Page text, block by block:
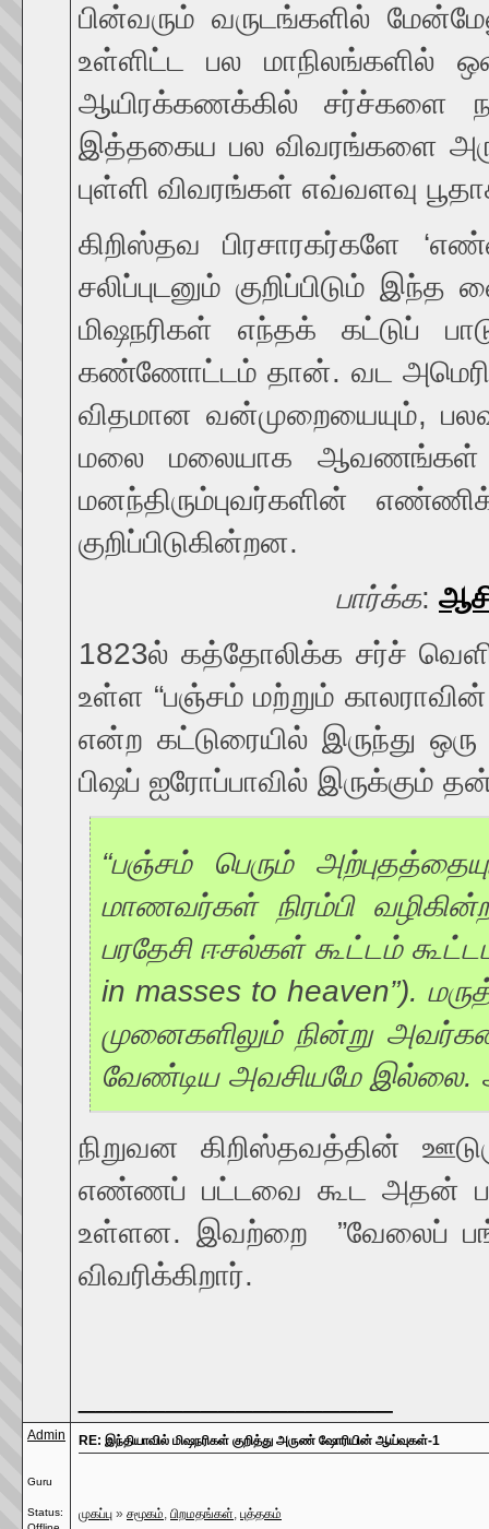
பின்வரும் வருடங்களில்
உள்ளிட்ட பல மாநிலங்களில்
ஆயிரக்கணக்கில் சர்ச்களை
இத்தகைய பல விவரங்களை
புள்ளி விவரங்கள் எவ்வளவு
கிறிஸ்தவ பிரசாரகர்களே
சலிப்புடனும் குறிப்பிடும்
மிஷநரிகள் எந்தக் கட்டுப்
கண்ணோட்டம் தான். வட
விதமான வன்முறையையும்,
மலை மலையாக ஆவணங்கள்
மனந்திரும்புவர்களின்
குறிப்பிடுகின்றன.
பார்க்க:
1823ல் கத்தோலிக்க சர்ச்
உள்ள “பஞ்சம் மற்றும்
என்ற கட்டுரையில் இருந்து
பிஷப் ஐரோப்பாவில் இருக்கும் தன்
“பஞ்சம் பெரும்
மாணவர்கள் நிரம்பி
பரதேசி ஈசல்கள் கூட்டம்
in masses to heaven”).
முனைகளிலும் நின்று
வேண்டிய அவசியமே இல்லை.
நிறுவன கிறிஸ்தவத்தின்
எண்ணப் பட்டவை கூட அதன்
உள்ளன. இவற்றை ”வேலைப்
விவரிக்கிறார்.
Admin
Guru
Status:
RE: இந்தியாவில் மிஷநரிகள் குறித்து அருண் ஷோரியின் ஆய்வுகள்-1
முகப்பு » சமூகம், பிறமதங்கள், புத்தகம்